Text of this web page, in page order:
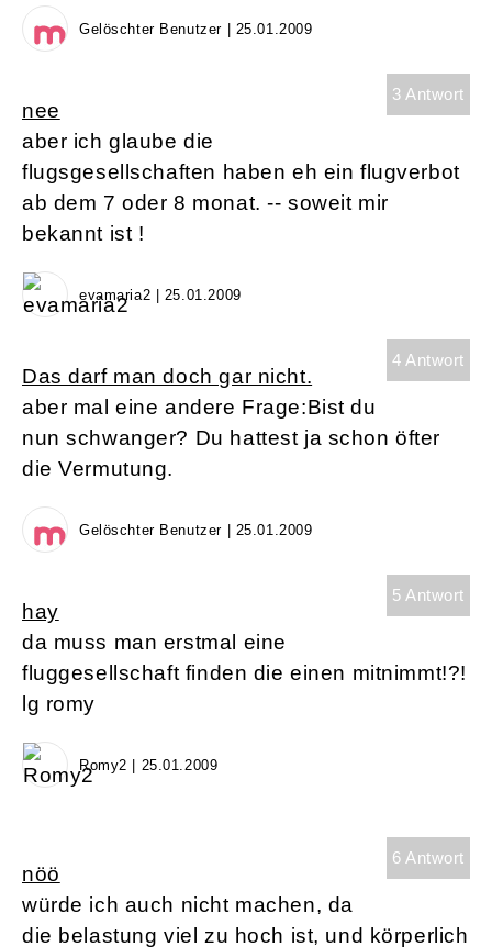
Gelöschter Benutzer | 25.01.2009
3 Antwort
nee
aber ich glaube die
flugsgesellschaften haben eh ein flugverbot
ab dem 7 oder 8 monat. -- soweit mir
bekannt ist !
evamaria2 | 25.01.2009
4 Antwort
Das darf man doch gar nicht.
aber mal eine andere Frage:Bist du
nun schwanger? Du hattest ja schon öfter
die Vermutung.
Gelöschter Benutzer | 25.01.2009
5 Antwort
hay
da muss man erstmal eine
fluggesellschaft finden die einen mitnimmt!?!
lg romy
Romy2 | 25.01.2009
6 Antwort
nöö
würde ich auch nicht machen, da
die belastung viel zu hoch ist, und körperlich